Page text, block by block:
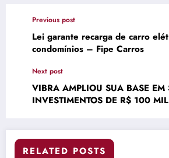
Previous post
Lei garante recarga de carro
condomínios – Fipe Carros
Next post
VIBRA AMPLIOU SUA BASE EM
INVESTIMENTOS DE R$ 100
RELATED POSTS